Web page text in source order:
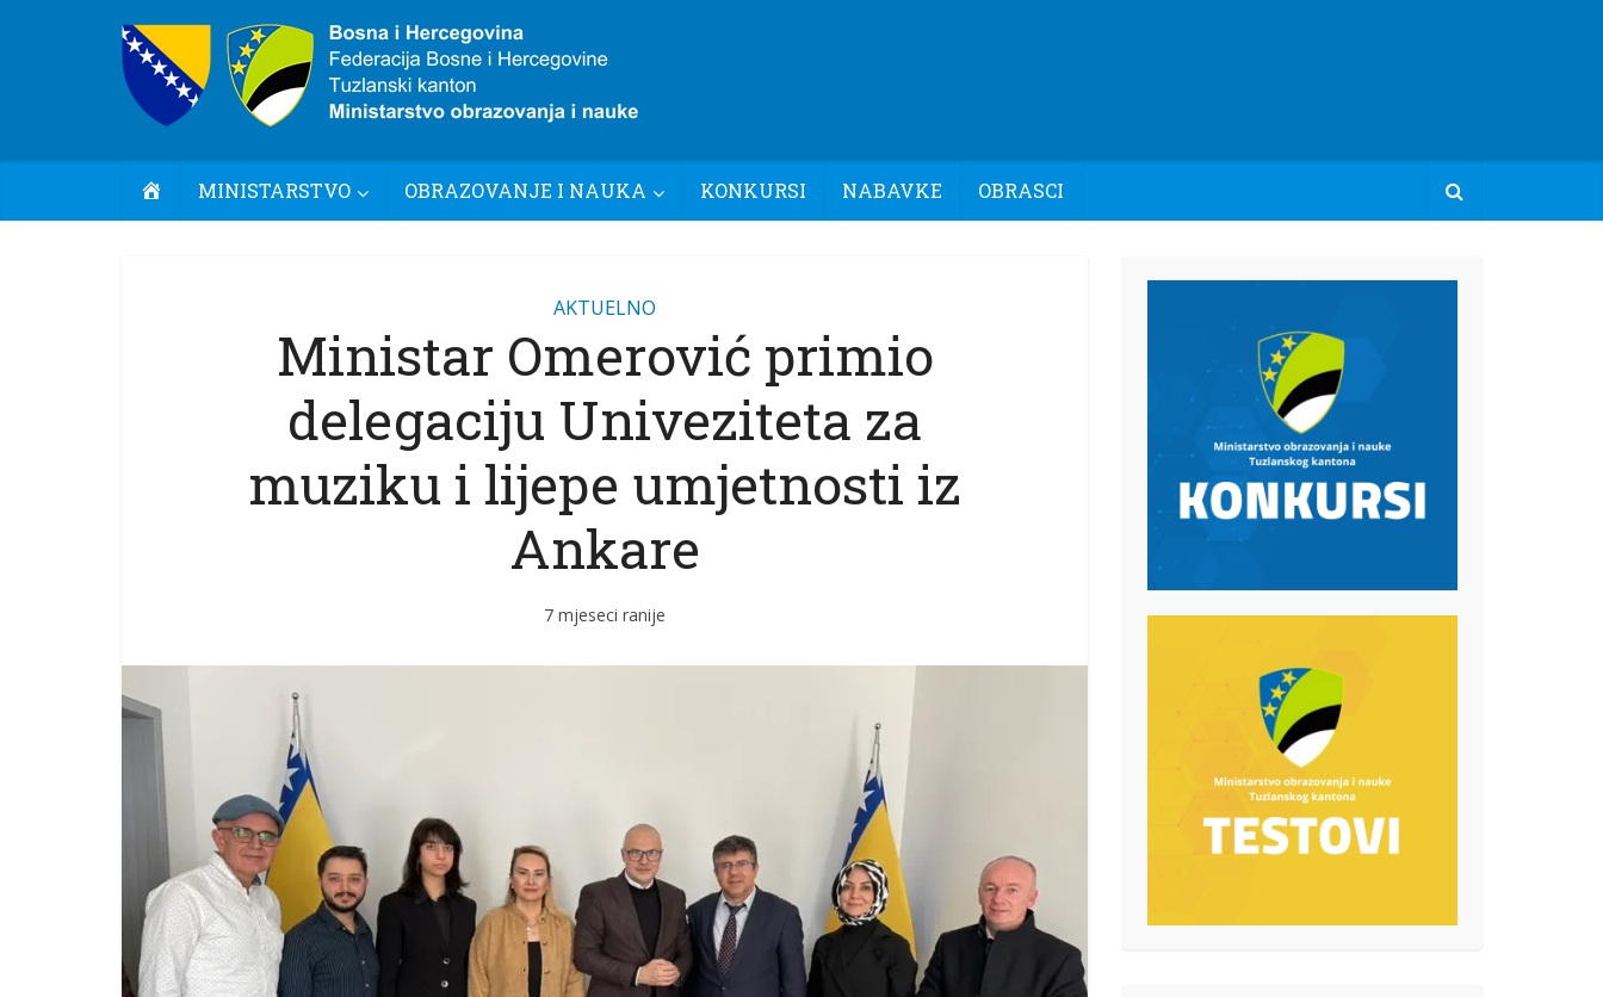
POČETNA
MINISTARSTVO OBRAZOVANJE I NAUKA KONKURSI NABAVKE OBRASCI
AKTUELNO
Ministar Omerović primio
delegaciju Univeziteta za
muziku i lijepe umjetnosti iz
Ankare
7 mjeseci ranije